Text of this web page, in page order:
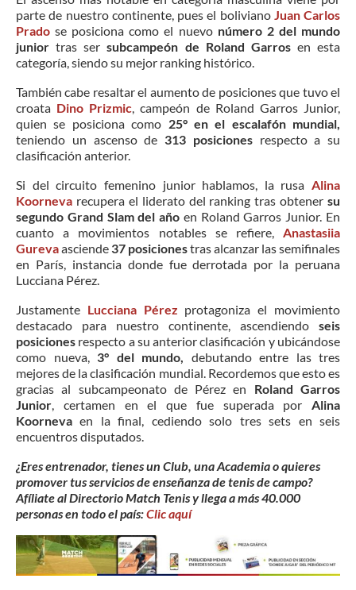
parte de nuestro continente, pues el boliviano Juan Carlos
Prado se posiciona como el nuevo número 2 del mundo
junior tras sersubcampeón de Roland Garrosen esta
categoría, siendo su mejor ranking histórico.
También cabe resaltar el aumento de posiciones que tuvo el
croata Dino Prizmic , campeón de Roland Garros Junior,
quien se posiciona como 25° en el escalafón mundial,
teniendo un ascenso de 313 posicionesrespecto a su
clasificación anterior.
Si del circuito femenino junior hablamos, la rusa Alina
Koorneva recupera el liderato del ranking tras obtener su
segundo Grand Slam del año en Roland Garros Junior. En
cuanto a movimientos notables se refiere,
Anastasiia
Gurevaasciende 37 posicionestras alcanzar las semifinales
en París, instancia donde fue derrotada por la peruana
Lucciana Pérez.
Justamente Lucciana Pérez protagoniza el movimiento
destacado para nuestro continente, ascendiendo seis
posiciones respecto a su anterior clasificación y ubicándose
como nueva, 3° del mundo,
debutando entre las tres
mejores de la clasificación mundial. Recordemos que esto es
gracias al subcampeonato de Pérez en Roland Garros
Junior , certamen en el que fue superada por Alina
Koorneva en la final, cediendo solo tres sets en seis
encuentros disputados.
¿Eres entrenador, tienes un Club, una Academia o quieres
promover tus servicios de enseñanza de tenis de campo?
Afíliate al Directorio Match Tenis y llega a más 40.000
personas en todo el país:Clic aquí